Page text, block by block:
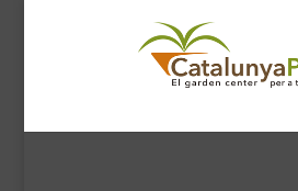
SÍGUENOS EN: